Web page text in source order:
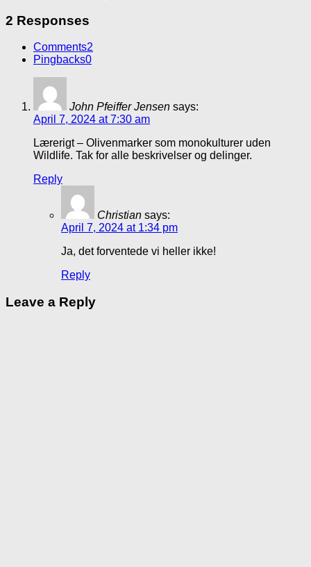
2 Responses
Comments2
Pingbacks0
John Pfeiffer Jensen says:
April 7, 2024 at 7:30 am
Lærerigt – Olivenmarker som monokulturer uden
Wildlife. Tak for alle beskrivelser og delinger.
Reply
Christian says:
April 7, 2024 at 1:34 pm
Ja, det forventede vi heller ikke!
Reply
Leave a Reply